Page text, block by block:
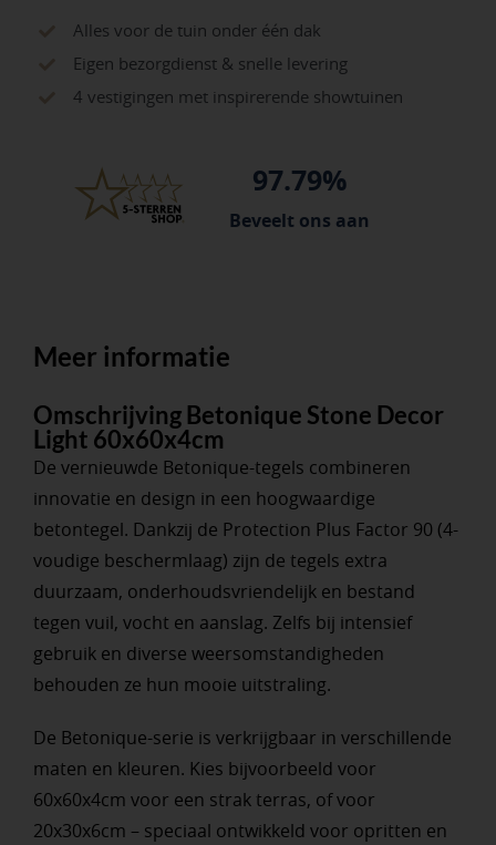
Alles voor de tuin onder één dak
Eigen bezorgdienst & snelle levering
4 vestigingen met inspirerende showtuinen
97.79%
Beveelt ons aan
Meer informatie
Omschrijving Betonique Stone Decor
Light 60x60x4cm
De vernieuwde Betonique-tegels combineren
innovatie en design in een hoogwaardige
betontegel. Dankzij de Protection Plus Factor 90 (4-
voudige beschermlaag) zijn de tegels extra
duurzaam, onderhoudsvriendelijk en bestand
tegen vuil, vocht en aanslag. Zelfs bij intensief
gebruik en diverse weersomstandigheden
behouden ze hun mooie uitstraling.
De Betonique-serie is verkrijgbaar in verschillende
maten en kleuren. Kies bijvoorbeeld voor
60x60x4cm voor een strak terras, of voor
20x30x6cm – speciaal ontwikkeld voor opritten en